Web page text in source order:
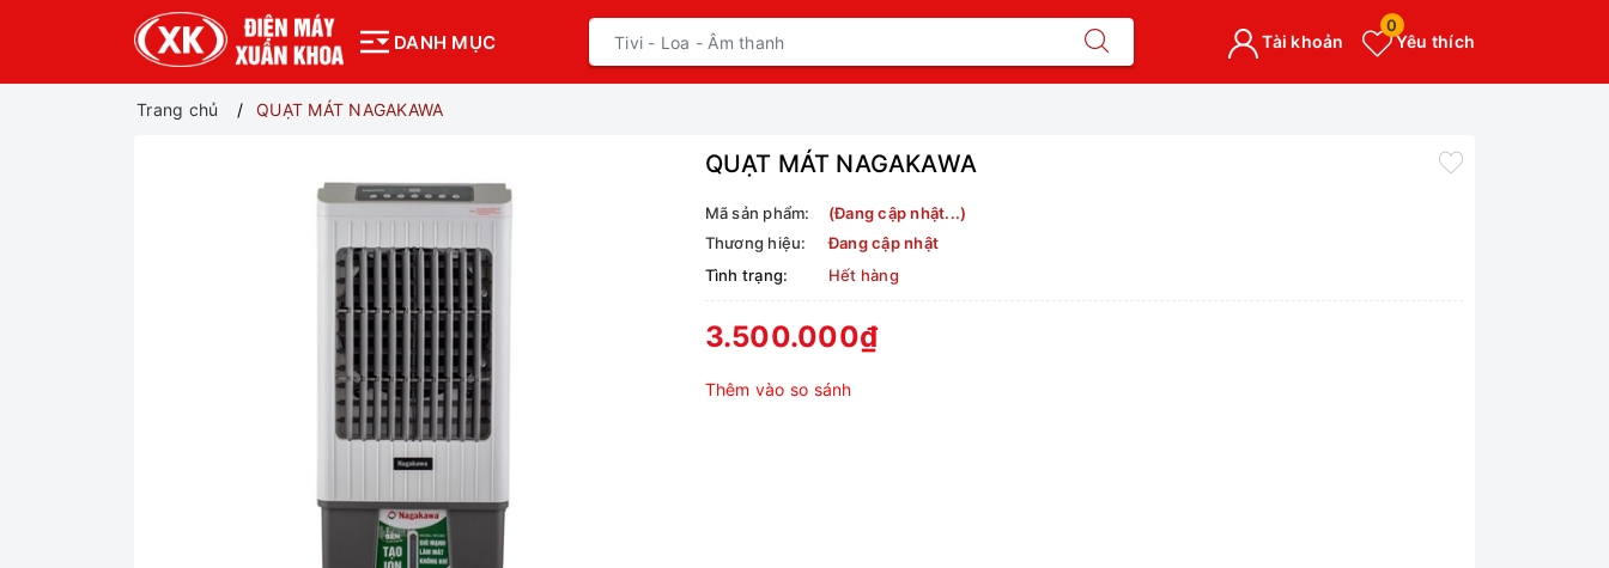
DANH MỤC Yêu thích
0
Tài khoản
Trang chủ QUẠT MÁT NAGAKAWA
QUẠT MÁT NAGAKAWA
Mã sản phẩm:
(Đang cập nhật...)
Thương hiệu:
Đang cập nhật
Tình trạng:
Hết hàng
3.500.000₫
Thêm vào so sánh